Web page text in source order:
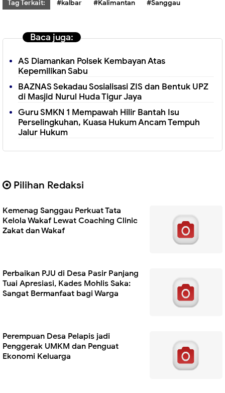
Tag Terkait: #kalbar #Kalimantan #Sanggau
Baca juga:
AS Diamankan Polsek Kembayan Atas
Kepemilikan Sabu
BAZNAS Sekadau Sosialisasi ZIS dan Bentuk UPZ
di Masjid Nurul Huda Tigur Jaya
Guru SMKN 1 Mempawah Hilir Bantah Isu
Perselingkuhan, Kuasa Hukum Ancam Tempuh
Jalur Hukum
Pilihan Redaksi
Kemenag Sanggau Perkuat Tata
Kelola Wakaf Lewat Coaching Clinic
Zakat dan Wakaf
Perbaikan PJU di Desa Pasir Panjang
Tuai Apresiasi, Kades Mohlis Saka:
Sangat Bermanfaat bagi Warga
Perempuan Desa Pelapis jadi
Penggerak UMKM dan Penguat
Ekonomi Keluarga